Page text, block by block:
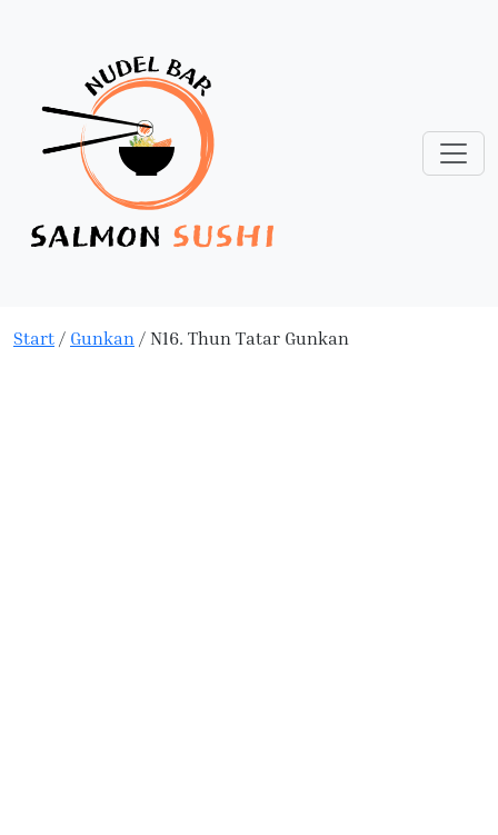
Start / Gunkan / N16. Thun Tatar Gunkan